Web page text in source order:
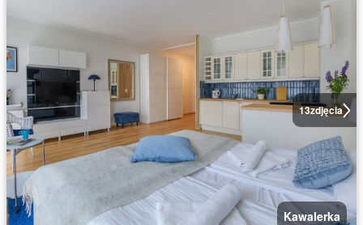
13zdjęcia
Kawalerka